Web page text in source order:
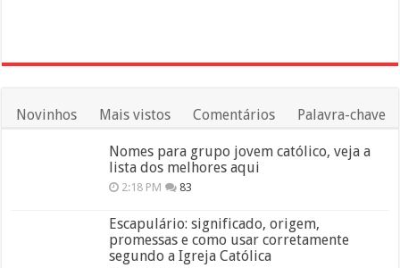
Novinhos Mais vistos Comentários Palavra-chave
Nomes para grupo jovem católico, veja a
lista dos melhores aqui
2:18 PM 83
Escapulário: significado, origem,
promessas e como usar corretamente
segundo a Igreja Católica